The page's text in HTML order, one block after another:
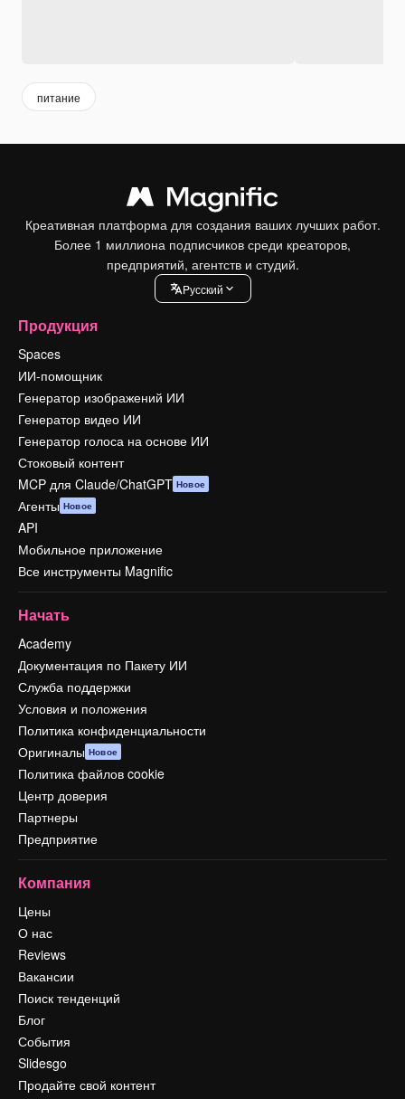
питание
Креативная платформа для создания ваших лучших работ.
Более 1 миллиона подписчиков среди креаторов,
предприятий, агентств и студий.
Pусский
Продукция
Spaces
ИИ-помощник
Генератор изображений ИИ
Генератор видео ИИ
Генератор голоса на основе ИИ
Стоковый контент
MCP для Claude/ChatGPT Новое
Агенты Новое
API
Мобильное приложение
Все инструменты Magnific
Начать
Academy
Документация по Пакету ИИ
Служба поддержки
Условия и положения
Политика конфиденциальности
Оригиналы Новое
Политика файлов cookie
Центр доверия
Партнеры
Предприятие
Компания
Цены
О нас
Reviews
Вакансии
Поиск тенденций
Блог
События
Slidesgo
Продайте свой контент